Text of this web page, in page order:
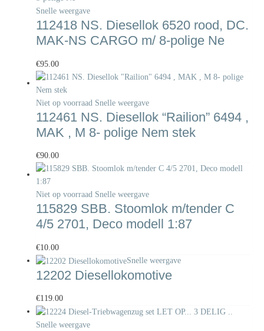
Snelle weergave
112418 NS. Diesellok 6520 rood, DC.
MAK-NS CARGO m/ 8-polige Ne
€95.00
Niet op voorraad Snelle weergave
112461 NS. Diesellok “Railion” 6494 ,
MAK , M 8- polige Nem stek
€90.00
Niet op voorraad Snelle weergave
115829 SBB. Stoomlok m/tender C
4/5 2701, Deco modell 1:87
€10.00
Snelle weergave
12202 Diesellokomotive
€119.00
Snelle weergave